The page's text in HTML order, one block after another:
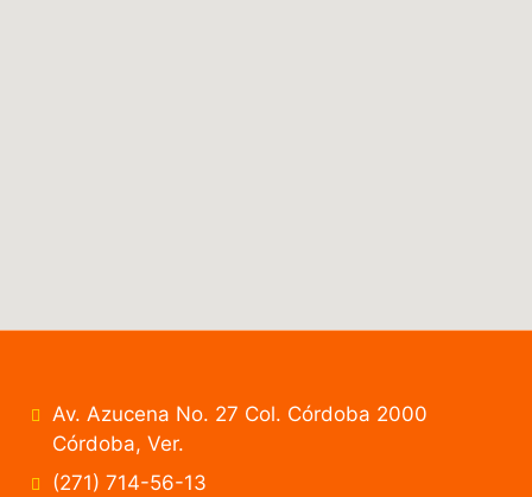
Av. Azucena No. 27 Col. Córdoba 2000
Córdoba, Ver.
(271) 714-56-13